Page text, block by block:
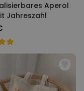
Aperol
Jahreszahl